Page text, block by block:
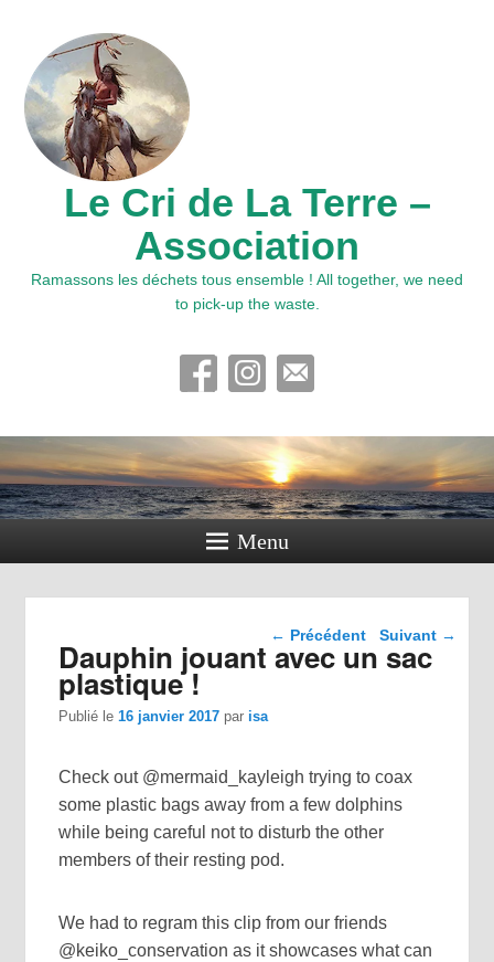
Le Cri de La Terre –
Association
Ramassons les déchets tous ensemble ! All together, we need
to pick-up the waste.
Menu
Navigation dans les
articles
← Précédent Suivant →
Dauphin jouant avec un sac
plastique !
Publié le16 janvier 2017 par isa
Check out @mermaid_kayleigh trying to coax
some plastic bags away from a few dolphins
while being careful not to disturb the other
members of their resting pod.
We had to regram this clip from our friends
@keiko_conservation as it showcases what can